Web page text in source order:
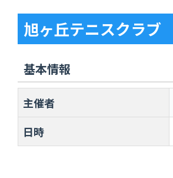
旭ヶ丘テニスクラブ
基本情報
主催者
日時